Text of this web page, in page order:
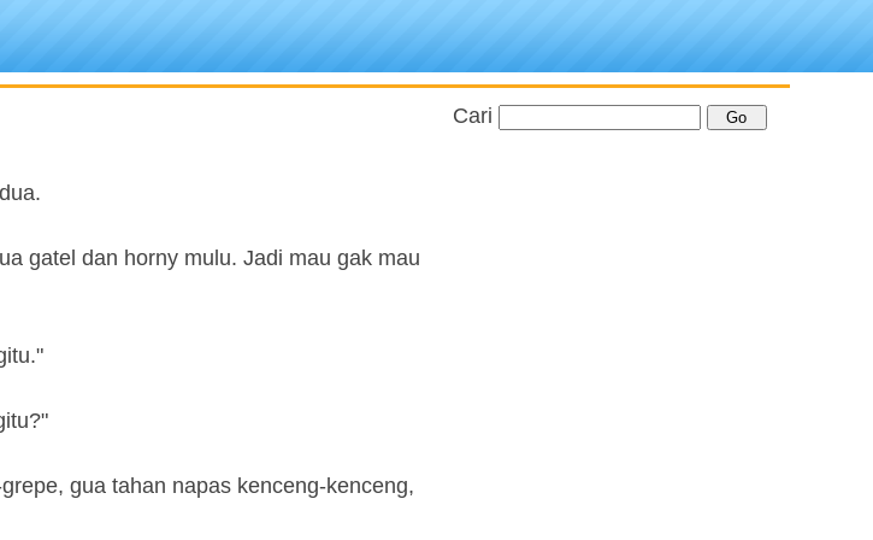
gatel dan horny mulu. Jadi mau gak mau
gua tahan napas kenceng-kenceng,
Cari